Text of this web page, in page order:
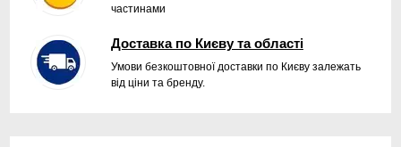
частинами
Доставка по Києву та області
Умови безкоштовної доставки по Києву залежать
від ціни та бренду.